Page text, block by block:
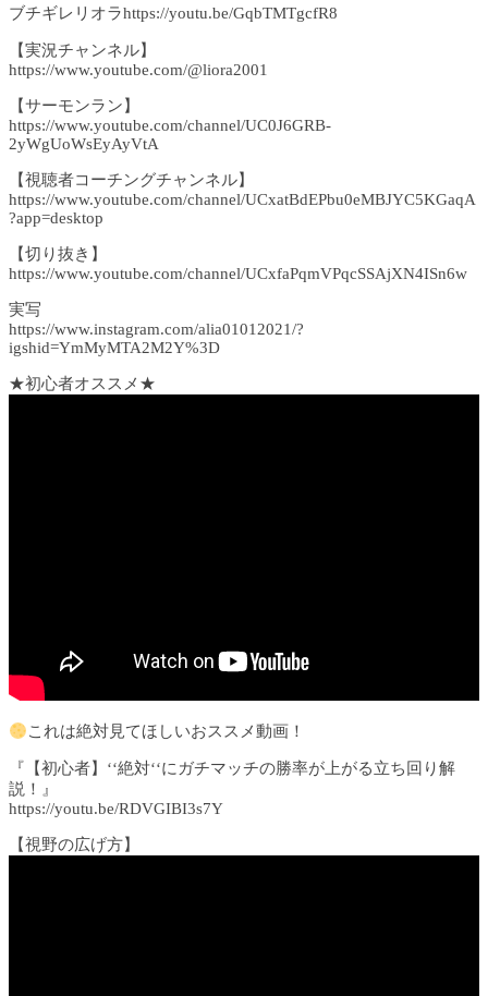
ブチギレリオラhttps://youtu.be/GqbTMTgcfR8
【実況チャンネル】
https://www.youtube.com/@liora2001
【サーモンラン】
https://www.youtube.com/channel/UC0J6GRB-
2yWgUoWsEyAyVtA
【視聴者コーチングチャンネル】
https://www.youtube.com/channel/UCxatBdEPbu0eMBJYC5KGaqA
?app=desktop
【切り抜き】
https://www.youtube.com/channel/UCxfaPqmVPqcSSAjXN4ISn6w
実写
https://www.instagram.com/alia01012021/?
igshid=YmMyMTA2M2Y%3D
★初心者オススメ★
これは絶対見てほしいおススメ動画！
『【初心者】‘‘絶対‘‘にガチマッチの勝率が上がる立ち回り解
説！』
https://youtu.be/RDVGIBI3s7Y​
【視野の広げ方】